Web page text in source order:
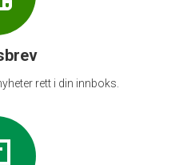
rett i din innboks.